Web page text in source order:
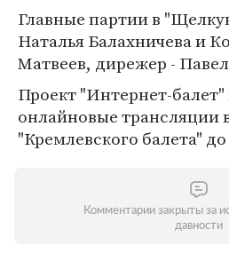
Главные партии в
Наталья Балахничева и
Матвеев, дирежер -
Проект "Интернет-
онлайновые трансляции
"Кремлевского балета"
Комментарии закрыты за
давности